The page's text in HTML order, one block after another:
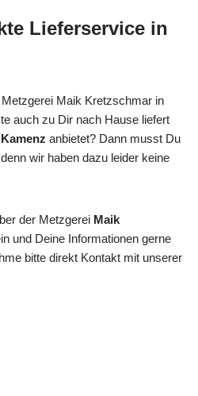
Lieferservice in
Maik Kretzschmar in
auch zu Dir nach Hause liefert
anbietet? Dann musst Du
wir haben dazu leider keine
der Metzgerei Maik
und Deine Informationen gerne
bitte direkt Kontakt mit unserer